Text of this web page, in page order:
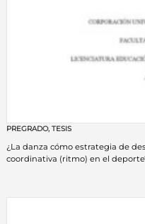
PREGRADO, TESIS
¿La danza cómo estrategia de
coordinativa (ritmo) en el